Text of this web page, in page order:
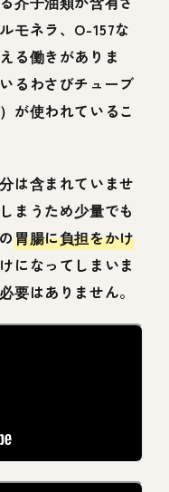
モネラ、O-157な
る働きがありま
るわさびチューブ
が使われているこ
は含まれていませ
まうため少量でも
胃腸に負担をかけ
になってしまいま
要はありません。